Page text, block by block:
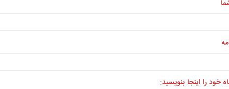
خود را اینجا بنویسید: